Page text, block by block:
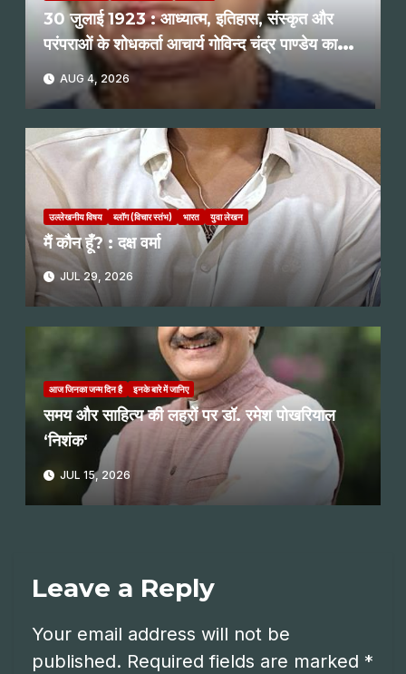
30 जुलाई 1923 : आध्यात्म, इतिहास, संस्कृत और
परंपराओं के शोधकर्ता आचार्य गोविन्द चंद्र पाण्डेय का
जन्म : रमेश शर्मा
AUG 4, 2026
उल्लेखनीय विषय ब्लॉग (विचार स्तंभ) भारत युवा लेखन
मैं कौन हूँ? : दक्ष वर्मा
JUL 29, 2026
आज जिनका जन्म दिन है इनके बारे में जानिए
समय और साहित्य की लहरों पर डॉ. रमेश पोखरियाल
‘निशंक‘
JUL 15, 2026
Leave a Reply
Your email address will not be
published. Required fields are marked *